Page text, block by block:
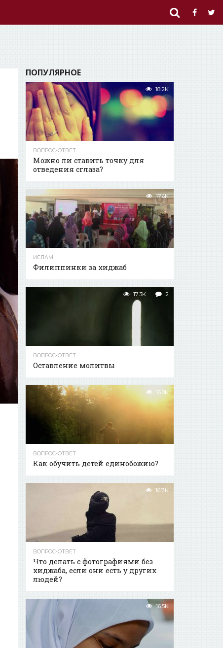
ПОПУЛЯРНОЕ
18.2K
ВОПРОС-ОТВЕТ
Можно ли ставить точку для
отведения сглаза?
17.6K
ИСЛАМ
Филиппинки за хиджаб
17.3K 2
ВОПРОС-ОТВЕТ
Оставление молитвы
16.8K
ВОПРОС-ОТВЕТ
Как обучить детей единобожию?
16.7K
ВОПРОС-ОТВЕТ
Что делать с фотографиями без
хиджаба, если они есть у других
людей?
16.5K